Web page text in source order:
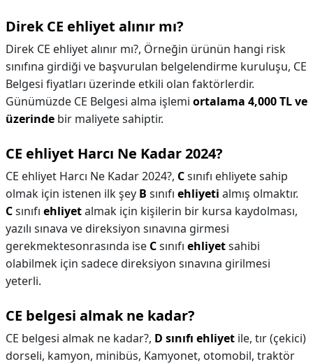
Direk CE ehliyet alınır mı?
Direk CE ehliyet alınır mı?, Örneğin ürünün hangi risk
sınıfına girdiği ve başvurulan belgelendirme kuruluşu, CE
Belgesi fiyatları üzerinde etkili olan faktörlerdir.
Günümüzde CE Belgesi alma işlemi ortalama 4,000 TL ve
üzerinde bir maliyete sahiptir.
CE ehliyet Harcı Ne Kadar 2024?
CE ehliyet Harcı Ne Kadar 2024?, Csınıfı ehliyete sahip
olmak için istenen ilk şey B sınıfı ehliyeti almış olmaktır.
Csınıfı ehliyetalmak için kişilerin bir kursa kaydolması,
yazılı sınava ve direksiyon sınavına girmesi
gerekmektesonrasında ise Csınıfı ehliyetsahibi
olabilmek için sadece direksiyon sınavına girilmesi
yeterli.
CE belgesi almak ne kadar?
CE belgesi almak ne kadar?, D sınıfı ehliyet ile, tır (çekici)
dorseli, kamyon, minibüs, Kamyonet, otomobil, traktör